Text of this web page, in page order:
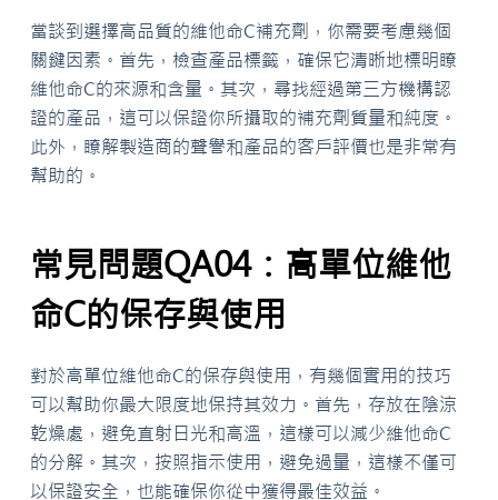
當談到選擇高品質的維他命C補充劑，你需要考慮幾個
關鍵因素。首先，檢查產品標籤，確保它清晰地標明瞭
維他命C的來源和含量。其次，尋找經過第三方機構認
證的產品，這可以保證你所攝取的補充劑質量和純度。
此外，瞭解製造商的聲譽和產品的客戶評價也是非常有
幫助的。
常見問題QA04：高單位維他
命C的保存與使用
對於高單位維他命C的保存與使用，有幾個實用的技巧
可以幫助你最大限度地保持其效力。首先，存放在陰涼
乾燥處，避免直射日光和高溫，這樣可以減少維他命C
的分解。其次，按照指示使用，避免過量，這樣不僅可
以保證安全，也能確保你從中獲得最佳效益。